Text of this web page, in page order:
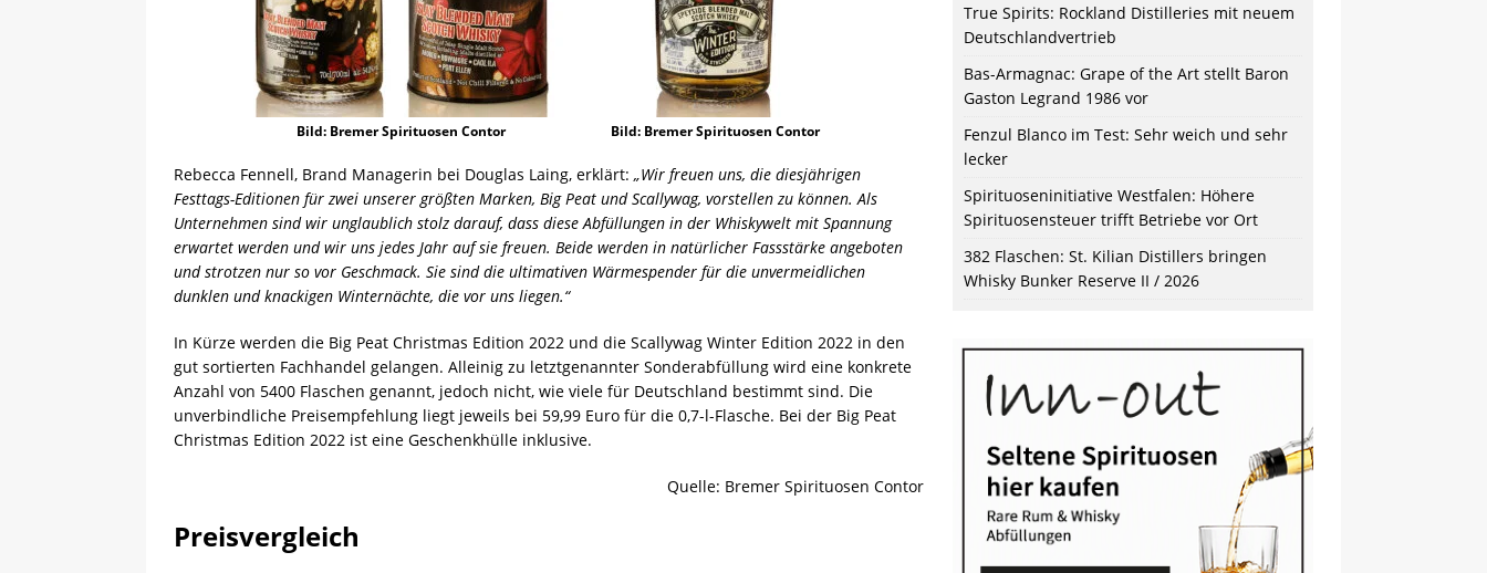
Bild: Bremer Spirituosen Contor Bild: Bremer Spirituosen Contor
Rebecca Fennell, Brand Managerin bei Douglas Laing, erklärt: „Wir freuen uns, die diesjährigen
Festtags-Editionen für zwei unserer größten Marken, Big Peat und Scallywag, vorstellen zu können. Als
Unternehmen sind wir unglaublich stolz darauf, dass diese Abfüllungen in der Whiskywelt mit Spannung
erwartet werden und wir uns jedes Jahr auf sie freuen. Beide werden in natürlicher Fassstärke angeboten
und strotzen nur so vor Geschmack. Sie sind die ultimativen Wärmespender für die unvermeidlichen
dunklen und knackigen Winternächte, die vor uns liegen.“
In Kürze werden die Big Peat Christmas Edition 2022 und die Scallywag Winter Edition 2022 in den
gut sortierten Fachhandel gelangen. Alleinig zu letztgenannter Sonderabfüllung wird eine konkrete
Anzahl von 5400 Flaschen genannt, jedoch nicht, wie viele für Deutschland bestimmt sind. Die
unverbindliche Preisempfehlung liegt jeweils bei 59,99 Euro für die 0,7-l-Flasche. Bei der Big Peat
Christmas Edition 2022 ist eine Geschenkhülle inklusive.
Quelle: Bremer Spirituosen Contor
Preisvergleich
True Spirits: Rockland Distilleries mit neuem
Deutschlandvertrieb
Bas-Armagnac: Grape of the Art stellt Baron
Gaston Legrand 1986 vor
Fenzul Blanco im Test: Sehr weich und sehr
lecker
Spirituoseninitiative Westfalen: Höhere
Spirituosensteuer trifft Betriebe vor Ort
382 Flaschen: St. Kilian Distillers bringen
Whisky Bunker Reserve II / 2026